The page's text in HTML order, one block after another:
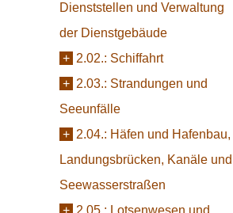
Dienststellen und Verwaltung
der Dienstgebäude
+ 2.02.: Schiffahrt
+ 2.03.: Strandungen und
Seeunfälle
+ 2.04.: Häfen und Hafenbau,
Landungsbrücken, Kanäle und
Seewasserstraßen
+ 2.05.: Lotsenwesen und